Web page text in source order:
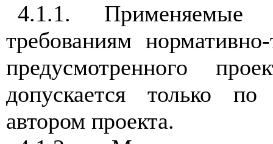
4.1.1. Применяемые
требованиям
предусмотренного
допускается только
автором проекта.